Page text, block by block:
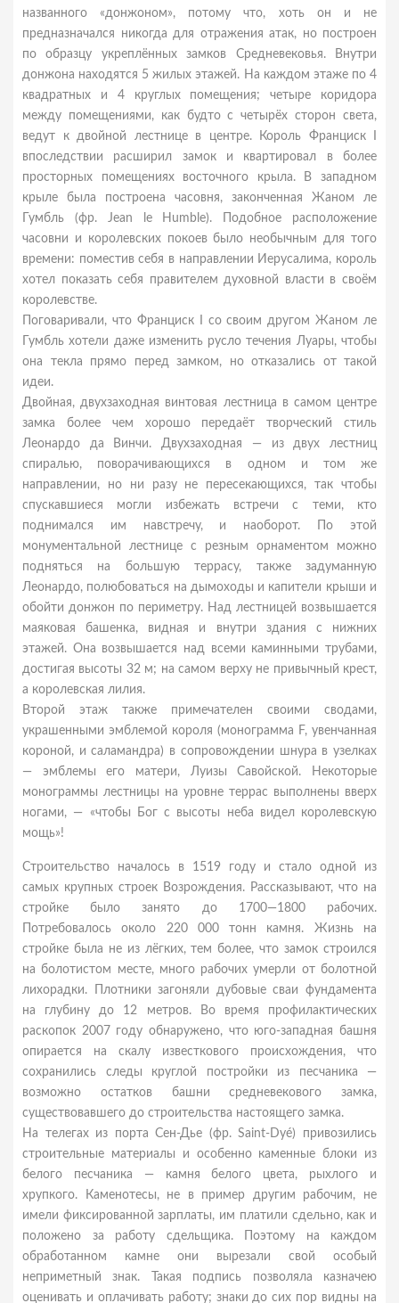
названного «донжоном», потому что, хоть он и не
предназначался никогда для отражения атак, но построен
по образцу укреплённых замков Средневековья. Внутри
донжона находятся 5 жилых этажей. На каждом этаже по 4
квадратных и 4 круглых помещения; четыре коридора
между помещениями, как будто с четырёх сторон света,
ведут к двойной лестнице в центре. Король Франциск I
впоследствии расширил замок и квартировал в более
просторных помещениях восточного крыла. В западном
крыле была построена часовня, законченная Жаном ле
Гумбль (фр. Jean le Humble). Подобное расположение
часовни и королевских покоев было необычным для того
времени: поместив себя в направлении Иерусалима, король
хотел показать себя правителем духовной власти в своём
королевстве.
Поговаривали, что Франциск I со своим другом Жаном ле
Гумбль хотели даже изменить русло течения Луары, чтобы
она текла прямо перед замком, но отказались от такой
идеи.
Двойная, двухзаходная винтовая лестница в самом центре
замка более чем хорошо передаёт творческий стиль
Леонардо да Винчи. Двухзаходная — из двух лестниц
спиралью, поворачивающихся в одном и том же
направлении, но ни разу не пересекающихся, так чтобы
спускавшиеся могли избежать встречи с теми, кто
поднимался им навстречу, и наоборот. По этой
монументальной лестнице с резным орнаментом можно
подняться на большую террасу, также задуманную
Леонардо, полюбоваться на дымоходы и капители крыши и
обойти донжон по периметру. Над лестницей возвышается
маяковая башенка, видная и внутри здания с нижних
этажей. Она возвышается над всеми каминными трубами,
достигая высоты 32 м; на самом верху не привычный крест,
а королевская лилия.
Второй этаж также примечателен своими сводами,
украшенными эмблемой короля (монограмма F, увенчанная
короной, и саламандра) в сопровождении шнура в узелках
— эмблемы его матери, Луизы Савойской. Некоторые
монограммы лестницы на уровне террас выполнены вверх
ногами, — «чтобы Бог с высоты неба видел королевскую
мощь»!
Строительство началось в 1519 году и стало одной из
самых крупных строек Возрождения. Рассказывают, что на
стройке было занято до 1700—1800 рабочих.
Потребовалось около 220 000 тонн камня. Жизнь на
стройке была не из лёгких, тем более, что замок строился
на болотистом месте, много рабочих умерли от болотной
лихорадки. Плотники загоняли дубовые сваи фундамента
на глубину до 12 метров. Во время профилактических
раскопок 2007 году обнаружено, что юго-западная башня
опирается на скалу известкового происхождения, что
сохранились следы круглой постройки из песчаника —
возможно остатков башни средневекового замка,
существовавшего до строительства настоящего замка.
На телегах из порта Сен-Дье (фр. Saint-Dyé) привозились
строительные материалы и особенно каменные блоки из
белого песчаника — камня белого цвета, рыхлого и
хрупкого. Каменотесы, не в пример другим рабочим, не
имели фиксированной зарплаты, им платили сдельно, как и
положено за работу сдельщика. Поэтому на каждом
обработанном камне они вырезали свой особый
неприметный знак. Такая подпись позволяла казначею
оценивать и оплачивать работу; знаки до сих пор видны на